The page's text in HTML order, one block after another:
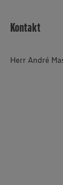
Kontakt
Herr André